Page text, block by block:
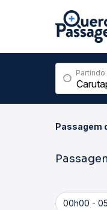
Partindo
Passagem
00h00 -